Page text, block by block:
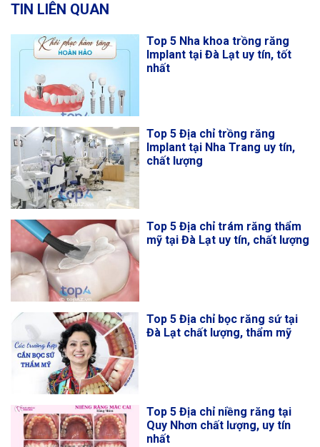
TIN LIÊN QUAN
Top 5 Nha khoa trồng răng
Implant tại Đà Lạt uy tín, tốt
nhất
Top 5 Địa chỉ trồng răng
Implant tại Nha Trang uy tín,
chất lượng
Top 5 Địa chỉ trám răng thẩm
mỹ tại Đà Lạt uy tín, chất lượng
Top 5 Địa chỉ bọc răng sứ tại
Đà Lạt chất lượng, thẩm mỹ
Top 5 Địa chỉ niềng răng tại
Quy Nhơn chất lượng, uy tín
nhất